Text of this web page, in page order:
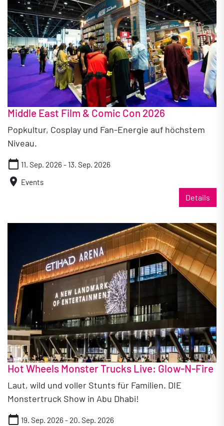
Middle East Film & Comic Con 2026
Popkultur, Cosplay und Fan-Energie auf höchstem
Niveau.
calendar_today 11. Sep. 2026 - 13. Sep. 2026
location_on Events
Details
Hot Wheels Monster Trucks Live: Glow-N-Fire
Laut, wild und voller Stunts für Familien. DIE
Monstertruck Show in Abu Dhabi!
calendar_today 19. Sep. 2026 - 20. Sep. 2026